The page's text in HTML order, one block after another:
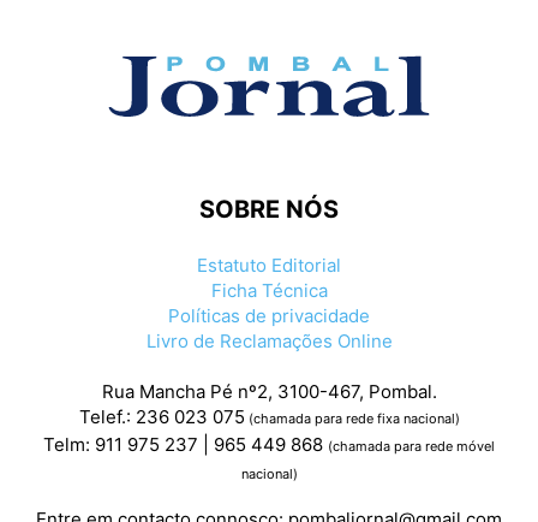
SOBRE NÓS
Estatuto Editorial
Ficha Técnica
Políticas de privacidade
Livro de Reclamações Online
Rua Mancha Pé nº2, 3100-467, Pombal.
Telef.: 236 023 075 (chamada para rede fixa nacional)
Telm: 911 975 237 | 965 449 868 (chamada para rede móvel
nacional)